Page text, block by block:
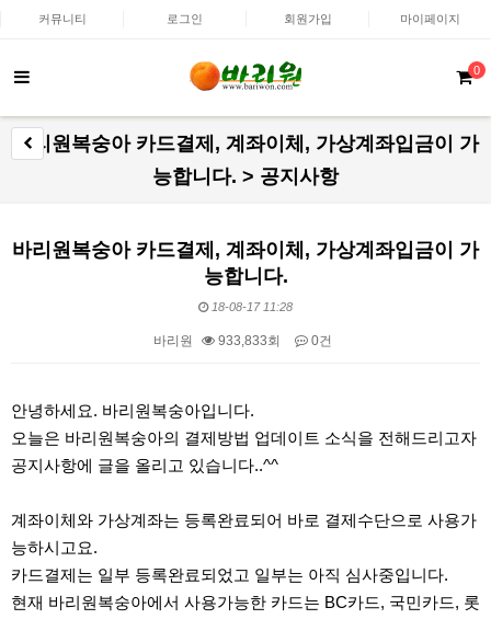
커뮤니티 로그인 회원가입 마이페이지
0
바리원복숭아 카드결제, 계좌이체, 가상계좌입금이 가
능합니다. > 공지사항
바리원복숭아 카드결제, 계좌이체, 가상계좌입금이 가
능합니다.
18-08-17 11:28
바리원 933,833회 0건
안녕하세요. 바리원복숭아입니다.
오늘은 바리원복숭아의 결제방법 업데이트 소식을 전해드리고자
공지사항에 글을 올리고 있습니다..^^
계좌이체와 가상계좌는 등록완료되어 바로 결제수단으로 사용가
능하시고요.
카드결제는 일부 등록완료되었고 일부는 아직 심사중입니다.
현재 바리원복숭아에서 사용가능한 카드는 BC카드, 국민카드, 롯